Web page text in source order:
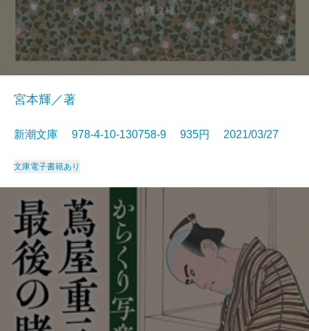
宮本輝／著
新潮文庫 978-4-10-130758-9 935円 2021/03/27
文庫電子書籍あり